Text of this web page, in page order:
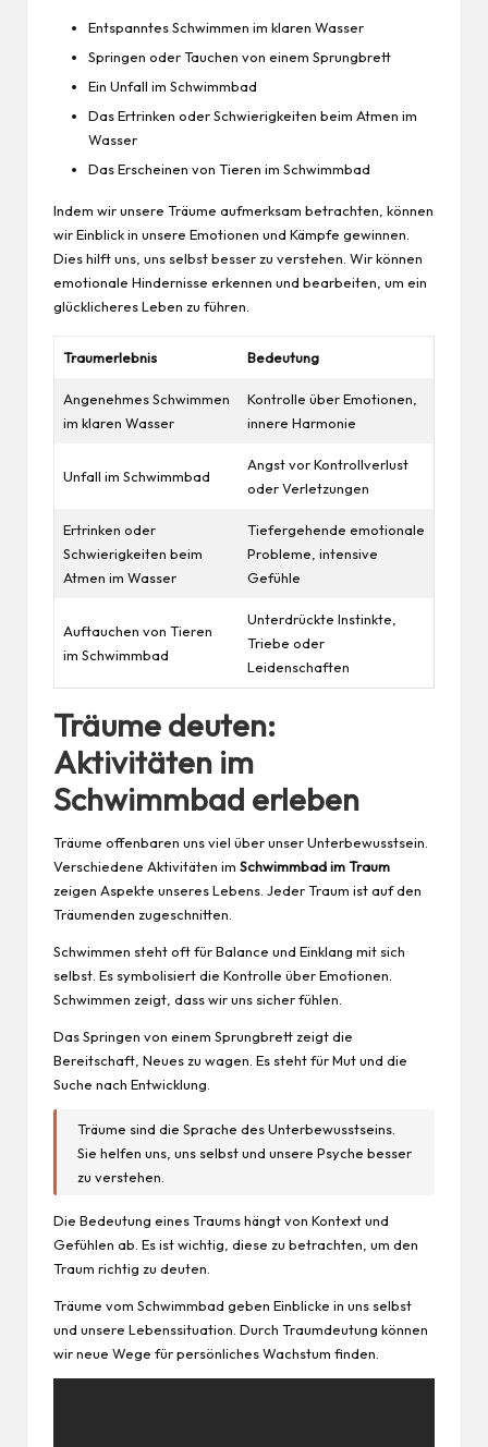
Entspanntes Schwimmen im klaren Wasser
Springen oder Tauchen von einem Sprungbrett
Ein Unfall im Schwimmbad
Das Ertrinken oder Schwierigkeiten beim Atmen im
Wasser
Das Erscheinen von Tieren im Schwimmbad
Indem wir unsere Träume aufmerksam betrachten, können
wir Einblick in unsere Emotionen und Kämpfe gewinnen.
Dies hilft uns, uns selbst besser zu verstehen. Wir können
emotionale Hindernisse erkennen und bearbeiten, um ein
glücklicheresLeben zu führen.
Traumerlebnis Bedeutung
Angenehmes Schwimmen
im klaren Wasser
Kontrolle über Emotionen,
innere Harmonie
Unfall im Schwimmbad
Angst vor Kontrollverlust
oder Verletzungen
Ertrinken oder
Schwierigkeiten beim
Atmen im Wasser
Tiefergehende emotionale
Probleme, intensive
Gefühle
Auftauchen von Tieren
im Schwimmbad
Unterdrückte Instinkte,
Triebe oder
Leidenschaften
Träume deuten:
Aktivitäten im
Schwimmbad erleben
Träume offenbaren uns viel über unser Unterbewusstsein.
Verschiedene Aktivitäten im Schwimmbad im Traum
zeigen Aspekte unseres Lebens. Jeder Traum ist auf den
Träumenden zugeschnitten.
Schwimmen steht oft für Balance und Einklang mit sich
selbst. Es symbolisiert die Kontrolle über Emotionen.
Schwimmen zeigt, dass wir uns sicher fühlen.
Das Springen von einem Sprungbrett zeigt die
Bereitschaft, Neues zu wagen. Es steht für Mut und die
Suche nach Entwicklung.
Träume sind die Sprache des Unterbewusstseins.
Sie helfen uns, uns selbst und unsere Psyche besser
zu verstehen.
Die Bedeutung eines Traums hängt von Kontext und
Gefühlen ab. Es ist wichtig, diese zu betrachten, um den
Traum richtig zu deuten.
Träume vom Schwimmbad geben Einblicke in uns selbst
und unsere Lebenssituation. Durch Traumdeutung können
wir neue Wege für persönliches Wachstum finden.